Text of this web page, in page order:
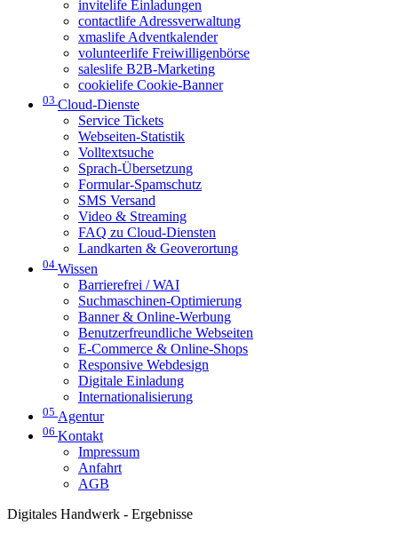
invitelife Einladungen
contactlife Adressverwaltung
xmaslife Adventkalender
volunteerlife Freiwilligenbörse
saleslife B2B-Marketing
cookielife Cookie-Banner
03 Cloud-Dienste
Service Tickets
Webseiten-Statistik
Volltextsuche
Sprach-Übersetzung
Formular-Spamschutz
SMS Versand
Video & Streaming
FAQ zu Cloud-Diensten
Landkarten & Geoverortung
04 Wissen
Barrierefrei / WAI
Suchmaschinen-Optimierung
Banner & Online-Werbung
Benutzerfreundliche Webseiten
E-Commerce & Online-Shops
Responsive Webdesign
Digitale Einladung
Internationalisierung
05 Agentur
06 Kontakt
Impressum
Anfahrt
AGB
Digitales Handwerk - Ergebnisse